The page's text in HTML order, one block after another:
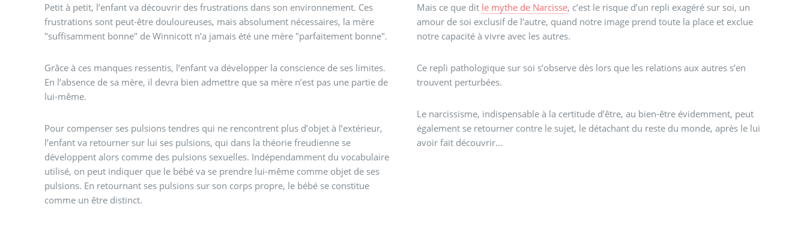
Petit à petit, l’enfant va découvrir des frustrations dans son environnement. Ces
frustrations sont peut-être douloureuses, mais absolument nécessaires, la mère
"suffisamment bonne" de Winnicott n’a jamais été une mère "parfaitement bonne".
Grâce à ces manques ressentis, l’enfant va développer la conscience de ses limites.
En l’absence de sa mère, il devra bien admettre que sa mère n’est pas une partie de
lui-même.
Pour compenser ses pulsions tendres qui ne rencontrent plus d’objet à l’extérieur,
l’enfant va retourner sur lui ses pulsions, qui dans la théorie freudienne se
développent alors comme des pulsions sexuelles. Indépendamment du vocabulaire
utilisé, on peut indiquer que le bébé va se prendre lui-même comme objet de ses
pulsions. En retournant ses pulsions sur son corps propre, le bébé se constitue
comme un être distinct.
Mais ce que dit le mythe de Narcisse, c’est le risque d’un repli exagéré sur soi, un
amour de soi exclusif de l’autre, quand notre image prend toute la place et exclue
notre capacité à vivre avec les autres.
Ce repli pathologique sur soi s’observe dès lors que les relations aux autres s’en
trouvent perturbées.
Le narcissisme, indispensable à la certitude d’être, au bien-être évidemment, peut
également se retourner contre le sujet, le détachant du reste du monde, après le lui
avoir fait découvrir...